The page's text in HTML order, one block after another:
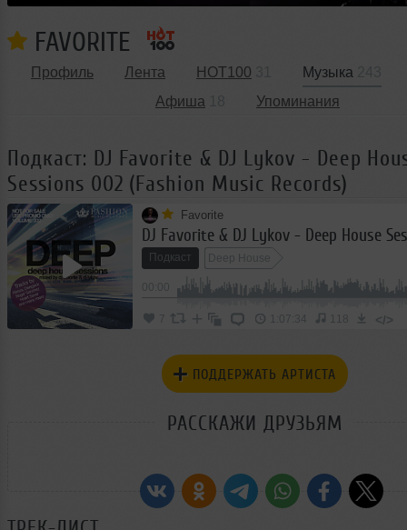
FAVORITE
Профиль Лента HOT100 Музыка
Афиша
Упоминания
Подкаст: DJ Favorite & DJ Lykov - Deep
Sessions 002 (Fashion Music Records)
Favorite
Подкаст Deep House
7 1:07:34 </>
ПОДДЕРЖАТЬ АРТИСТА
РАССКАЖИ ДРУЗЬЯМ